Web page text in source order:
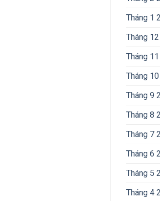
Tháng 1
Tháng
Tháng
Tháng
Tháng 9
Tháng 8
Tháng 7
Tháng 6
Tháng 5
Tháng 4